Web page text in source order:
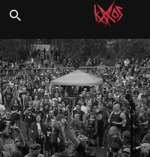
Siirry
suoraan
Kaaoszine